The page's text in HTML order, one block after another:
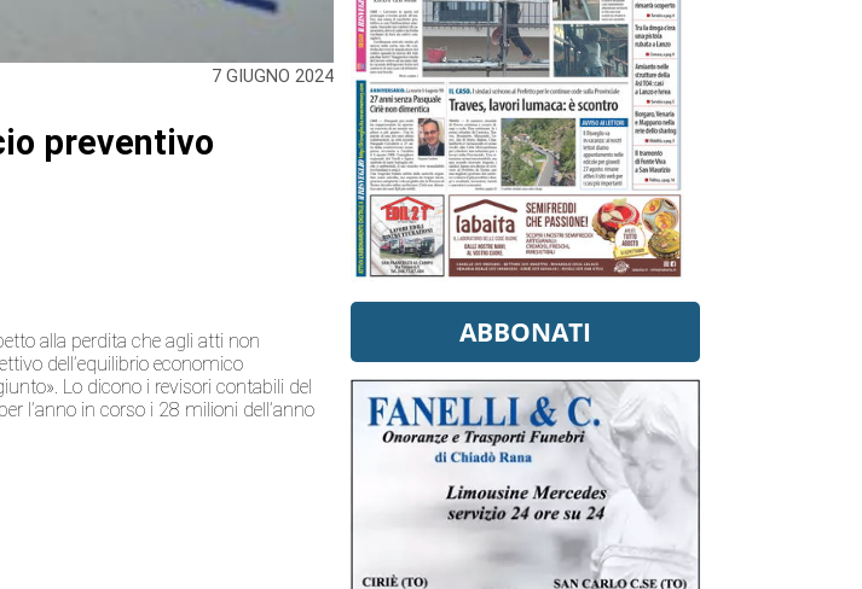
7 GIUGNO 2024
preventivo
alla perdita che agli atti non
dell’equilibrio economico
Lo dicono i revisori contabili del
l’anno in corso i 28 milioni dell’anno
ABBONATI